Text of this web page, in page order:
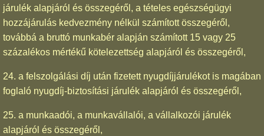
járulék alapjáról és összegéről, a tételes egészségügyi
hozzájárulás kedvezmény nélkül számított összegéről,
továbbá a bruttó munkabér alapján számított 15 vagy 25
százalékos mértékű kötelezettség alapjáról és összegéről,
24. a felszolgálási díj után fizetett nyugdíjjárulékot is magában
foglaló nyugdíj-biztosítási járulék alapjáról és összegéről,
25. a munkaadói, a munkavállalói, a vállalkozói járulék
alapjáról és összegéről,